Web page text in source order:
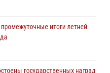
воров в Челябинске
задержали
итоги летней
государственных наград